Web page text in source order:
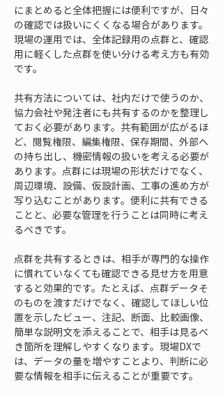
にまとめると全体把握には便利ですが、日々
の確認では扱いにくくなる場合があります。
現場の運用では、全体記録用の点群と、確認
用に軽くした点群を使い分ける考え方も有効
です。
共有方法については、社内だけで使うのか、
協力会社や発注者にも共有するのかを整理し
ておく必要があります。共有範囲が広がるほ
ど、閲覧権限、編集権限、保存期間、外部へ
の持ち出し、機密情報の扱いを考える必要が
あります。点群には現場の形状だけでなく、
周辺環境、設備、仮設計画、工事の進め方が
写り込むことがあります。便利に共有できる
ことと、必要な管理を行うことは同時に考え
るべきです。
点群を共有するときは、相手が専門的な操作
に慣れていなくても確認できる見せ方を用意
すると効果的です。たとえば、点群データそ
のものを渡すだけでなく、確認してほしい位
置を示したビュー、注記、断面、比較画像、
簡単な説明文を添えることで、相手は見るべ
き箇所を理解しやすくなります。現場DXで
は、データの量を増やすことより、判断に必
要な情報を相手に伝えることが重要です。